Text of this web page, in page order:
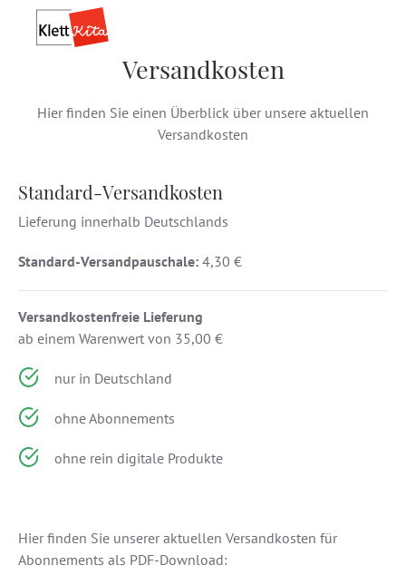
Versandkosten
Hier finden Sie einen Überblick über unsere aktuellen
Versandkosten
Standard-Versandkosten
Lieferung innerhalb Deutschlands
Standard-Versandpauschale: 4,30 €
Versandkostenfreie Lieferung
ab einem Warenwert von 35,00 €
nur in Deutschland
ohne Abonnements
ohne rein digitale Produkte
Hier finden Sie unserer aktuellen Versandkosten für
Abonnements als PDF-Download: